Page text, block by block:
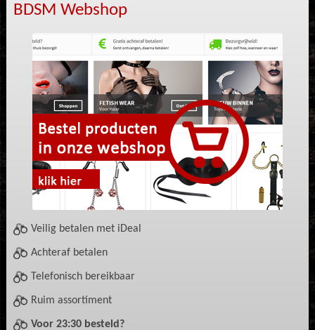
BDSM Webshop
Veilig betalen met iDeal
Achteraf betalen
Telefonisch bereikbaar
Ruim assortiment
Voor 23:30 besteld?